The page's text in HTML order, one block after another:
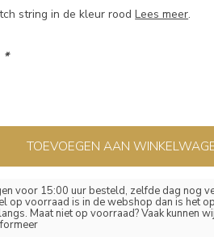
string in de kleur roodLees meer.
*
TOEVOEGEN AAN
voor 15:00 uur besteld, zelfde dag nog
op voorraad is in de webshop dan is het
Maat niet op voorraad? Vaak kunnen